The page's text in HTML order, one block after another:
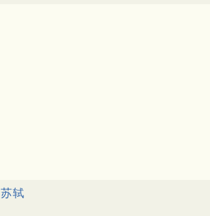
苏轼